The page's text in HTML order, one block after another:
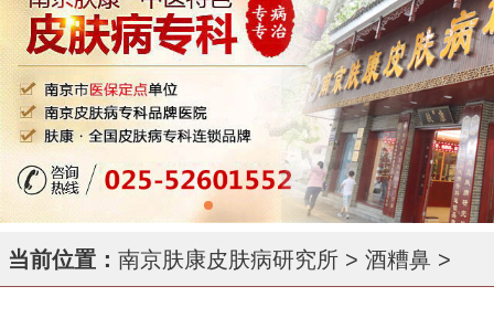
当前位置： 南京肤康皮肤病研究所 > 酒糟鼻 >